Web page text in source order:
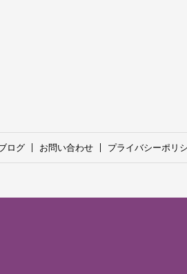
ログ お問い合わせ プライバシーポリ